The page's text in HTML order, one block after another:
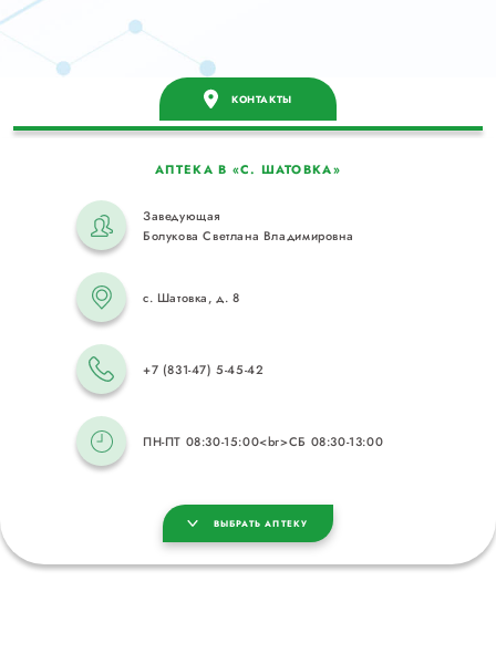
КОНТАКТЫ
АПТЕКА В «С. ШАТОВКА»
Заведующая
Болукова Светлана Владимировна
с. Шатовка, д. 8
+7 (831-47) 5-45-42
ПН-ПТ 08:30-15:00<br>СБ 08:30-13:00
ВЫБРАТЬ АПТЕКУ